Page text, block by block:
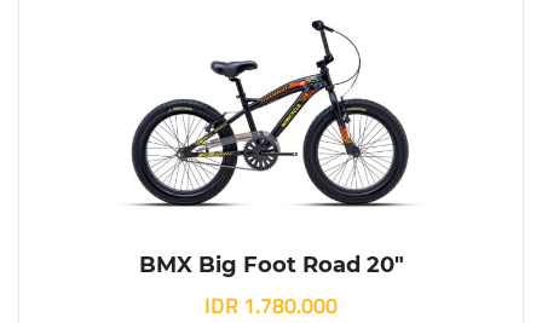
BMX Big Foot Road 20″
IDR 1.780.000